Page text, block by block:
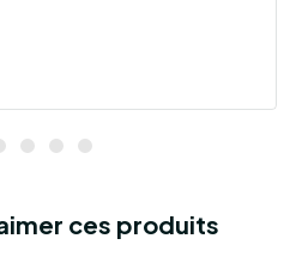
ces produits